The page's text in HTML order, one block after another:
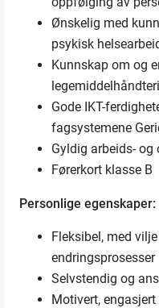
Ønskelig med
psykisk
Kunnskap om og
Gode IKT-
fagsystemene
Gyldig arbeids-
Førerkort klasse B
Personlige egenskaper:
Fleksibel, med
endringsprosesser
Selvstendig og
Motivert,